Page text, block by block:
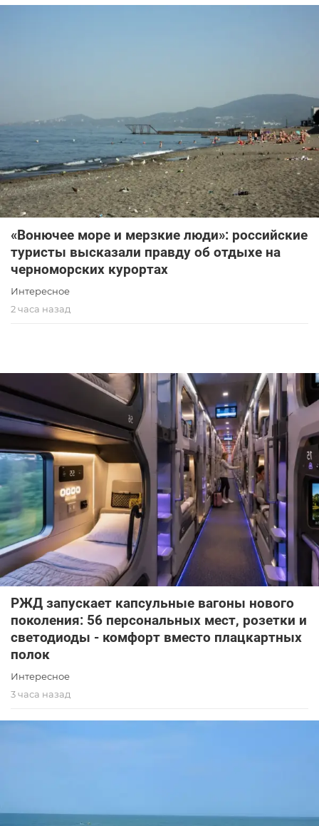
«Вонючее море и мерзкие люди»: российские
туристы высказали правду об отдыхе на
черноморских курортах
Интересное
2 часа назад
РЖД запускает капсульные вагоны нового
поколения: 56 персональных мест, розетки и
светодиоды - комфорт вместо плацкартных
полок
Интересное
3 часа назад